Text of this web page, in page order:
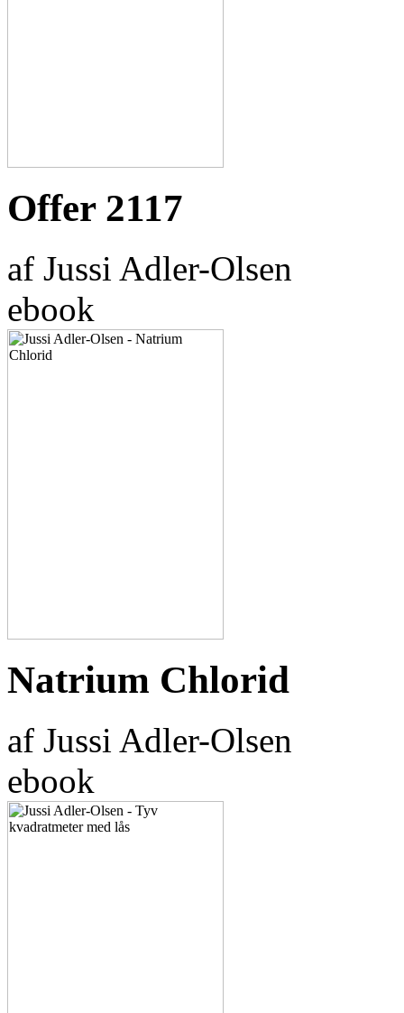
Offer 2117
af Jussi Adler-Olsen
ebook
Natrium Chlorid
af Jussi Adler-Olsen
ebook